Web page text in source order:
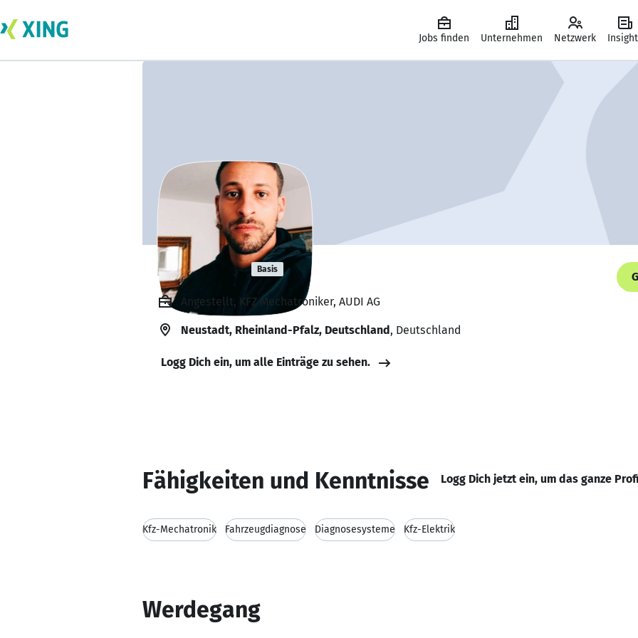
Jobs finden Unternehmen Netzwerk
Hadi Hadi Basis
Angestellt, KFZ Mechatroniker, AUDI AG
Neustadt, Rheinland-Pfalz, Deutschland, Deutschland
Logg Dich ein, um alle Einträge zu sehen.
Fähigkeiten und Kenntnisse Logg Dich jetzt ein, um das ganze
Kfz-Mechatronik Fahrzeugdiagnose Diagnosesysteme Kfz-Elektrik
Werdegang